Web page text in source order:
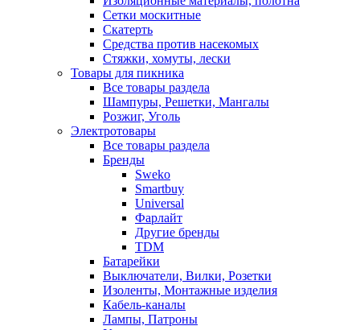
Сетки москитные
Скатерть
Средства против насекомых
Стяжки, хомуты, лески
Товары для пикника
Все товары раздела
Шампуры, Решетки, Мангалы
Розжиг, Уголь
Электротовары
Все товары раздела
Бренды
Sweko
Smartbuy
Universal
Фарлайт
Другие бренды
TDM
Батарейки
Выключатели, Вилки, Розетки
Изоленты, Монтажные изделия
Кабель-каналы
Лампы, Патроны